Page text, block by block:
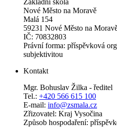
Nové Město na Moravě
Malá 154
59231 Nové Město na
IČ: 70832803
Právní forma: příspěvková
subjektivitou
Kontakt
Mgr. Bohuslav Žilka - ředitel
Tel.: +420 566 615 100
E-mail: info@zsmala.cz
Zřizovatel: Kraj Vysočina
Způsob hospodaření: